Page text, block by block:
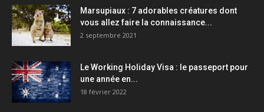
Marsupiaux : 7 adorables créatures dont
vous allez faire la connaissance...
2 septembre 2021
Le Working Holiday Visa : le passeport pour
une année en...
18 février 2022